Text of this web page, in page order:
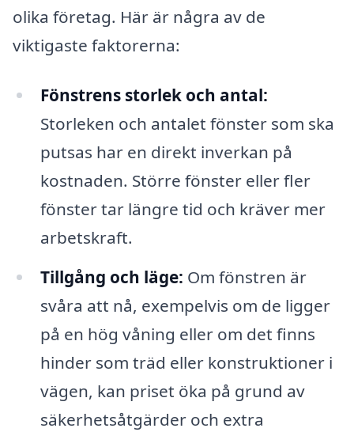
olika företag. Här är några av de
viktigaste faktorerna:
Fönstrens storlek och antal:
Storleken och antalet fönster som ska
putsas har en direkt inverkan på
kostnaden. Större fönster eller fler
fönster tar längre tid och kräver mer
arbetskraft.
Tillgång och läge: Om fönstren är
svåra att nå, exempelvis om de ligger
på en hög våning eller om det finns
hinder som träd eller konstruktioner i
vägen, kan priset öka på grund av
säkerhetsåtgärder och extra